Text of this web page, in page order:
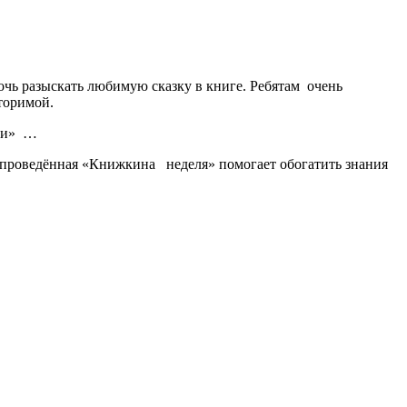
разыскать любимую сказку в книге. Ребятам очень
…
«Книжкина неделя» помогает обогатить знания